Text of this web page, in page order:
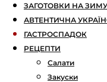
ЗАГОТОВКИ НА ЗИМУ
АВТЕНТИЧНА
ГАСТРОСПАДОК
РЕЦЕПТИ
Салати
Закуски